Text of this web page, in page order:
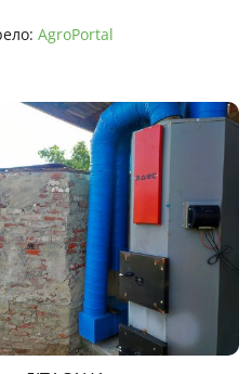
AgroPortal